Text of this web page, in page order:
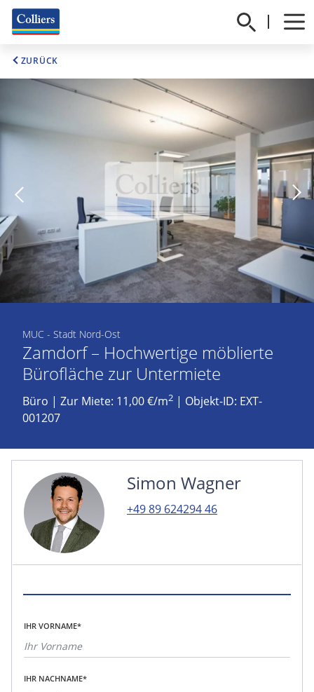
ZURÜCK
MUC - Stadt Nord-Ost
Zamdorf – Hochwertige möblierte
Bürofläche zur Untermiete
Büro | Zur Miete: 11,00 €/m2 | Objekt-ID: EXT-
001207
Simon Wagner
+49 89 624294 46
IHR VORNAME*
IHR NACHNAME*